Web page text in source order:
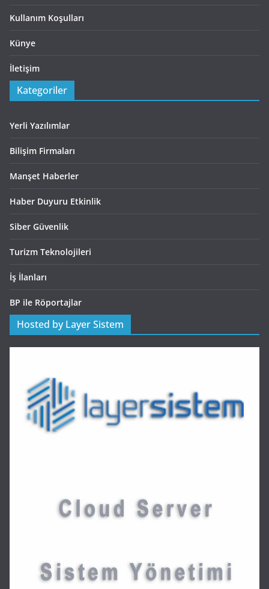
Kullanım Koşulları
Künye
İletişim
Kategoriler
Yerli Yazılımlar
Bilişim Firmaları
Manşet Haberler
Haber Duyuru Etkinlik
Siber Güvenlik
Turizm Teknolojileri
İş İlanları
BP ile Röportajlar
Hosted by Layer Sistem